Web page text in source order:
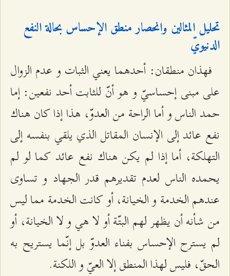
تحليل المثالين وانحصار منطق الإحساس بحالة النفع
الدنيويّ
فهذان منطقان: أحدهما يعني الثبات و عدم الزوال
على مبنى إحساسيّ و هو أنّ للثابت أحد نفعين: إما
حمد الناس و أما الراحة من العدوّ، هذا إذا كان هناك
نفع عائد إلى الإنسان المقاتل الذي يلقي بنفسه إلى
التهلكة، أما إذا لم يكن هناك نفع عائد كما لو لم
يحمده الناس لعدم تقديرهم قدر الجهاد و تساوى
عندهم الخدمة و الخيانة، أو كانت الخدمة مما ليس
من شأنه أن يظهر لهم البتّة أو لا هي و لا الخيانة، أو
لم يسترح الإحساس بفناء العدوّ بل إنّما يستريح به
الحقّ، فليس لهذا المنطق إلا العيّ و اللكنة.